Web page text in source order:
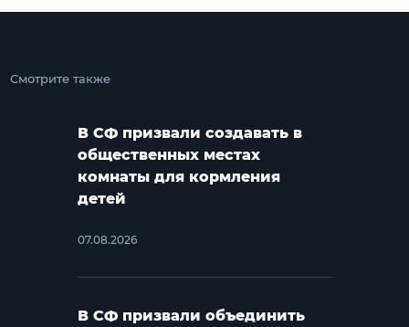
Смотрите также
В СФ призвали создавать в
общественных местах
комнаты для кормления
детей
07.08.2026
В СФ призвали объединить